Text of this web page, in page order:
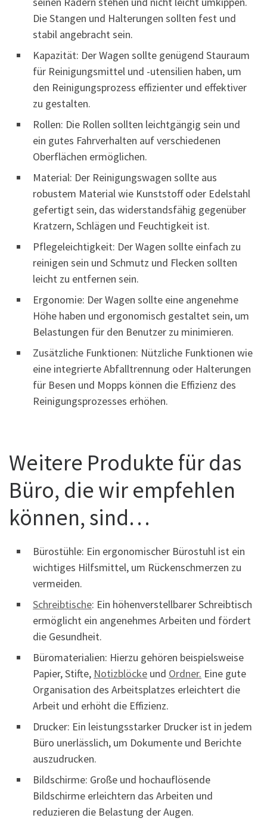
Die Stangen und Halterungen sollten fest und
stabil angebracht sein.
Kapazität: Der Wagen sollte genügend Stauraum
für Reinigungsmittel und -utensilien haben, um
den Reinigungsprozess effizienter und effektiver
zu gestalten.
Rollen: Die Rollen sollten leichtgängig sein und
ein gutes Fahrverhalten auf verschiedenen
Oberflächen ermöglichen.
Material: Der Reinigungswagen sollte aus
robustem Material wie Kunststoff oder Edelstahl
gefertigt sein, das widerstandsfähig gegenüber
Kratzern, Schlägen und Feuchtigkeit ist.
Pflegeleichtigkeit: Der Wagen sollte einfach zu
reinigen sein und Schmutz und Flecken sollten
leicht zu entfernen sein.
Ergonomie: Der Wagen sollte eine angenehme
Höhe haben und ergonomisch gestaltet sein, um
Belastungen für den Benutzer zu minimieren.
Zusätzliche Funktionen: Nützliche Funktionen wie
eine integrierte Abfalltrennung oder Halterungen
für Besen und Mopps können die Effizienz des
Reinigungsprozesses erhöhen.
Weitere Produkte für das
Büro, die wir empfehlen
können, sind…
Bürostühle: Ein ergonomischer Bürostuhl ist ein
wichtiges Hilfsmittel, um Rückenschmerzen zu
vermeiden.
Schreibtische: Ein höhenverstellbarer Schreibtisch
ermöglicht ein angenehmes Arbeiten und fördert
die Gesundheit.
Büromaterialien: Hierzu gehören beispielsweise
Papier, Stifte, Notizblöcke und Ordner. Eine gute
Organisation des Arbeitsplatzes erleichtert die
Arbeit und erhöht die Effizienz.
Drucker: Ein leistungsstarker Drucker ist in jedem
Büro unerlässlich, um Dokumente und Berichte
auszudrucken.
Bildschirme: Große und hochauflösende
Bildschirme erleichtern das Arbeiten und
reduzieren die Belastung der Augen.